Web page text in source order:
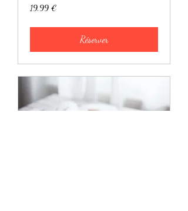
19,99
euros
19,99 €
Réserver